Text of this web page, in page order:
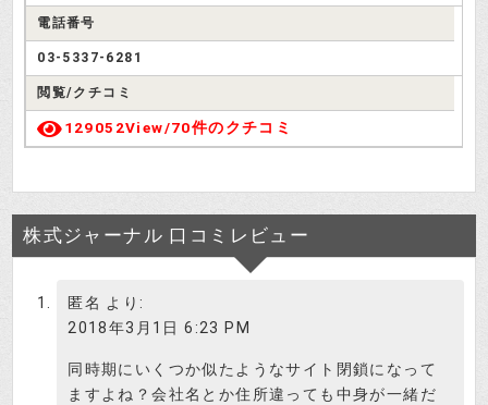
検証さつき
どうだった？
無料情報じゃ儲けるのは難しいの
金商登録無しなのに大胆ね～。これ
で違法サイト確定ね。
投資はじめ
無料情報じゃ儲からない会社なの
でしょうか？
電話番号
03-5337-6281
閲覧/クチコミ
129052View/70件のクチコミ
株式ジャーナル 口コミレビュー
匿名 より:
2018年3月1日 6:23 PM
同時期にいくつか似たようなサイト閉鎖になって
ますよね？会社名とか住所違っても中身が一緒だ